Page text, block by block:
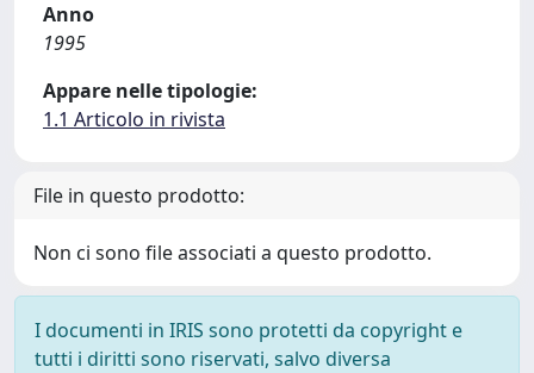
Anno
1995
Appare nelle tipologie:
1.1 Articolo in rivista
File in questo prodotto:
Non ci sono file associati a questo prodotto.
I documenti in IRIS sono protetti da copyright e
tutti i diritti sono riservati, salvo diversa